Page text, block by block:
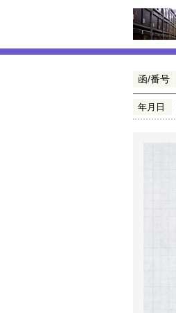
函/番号
年月日